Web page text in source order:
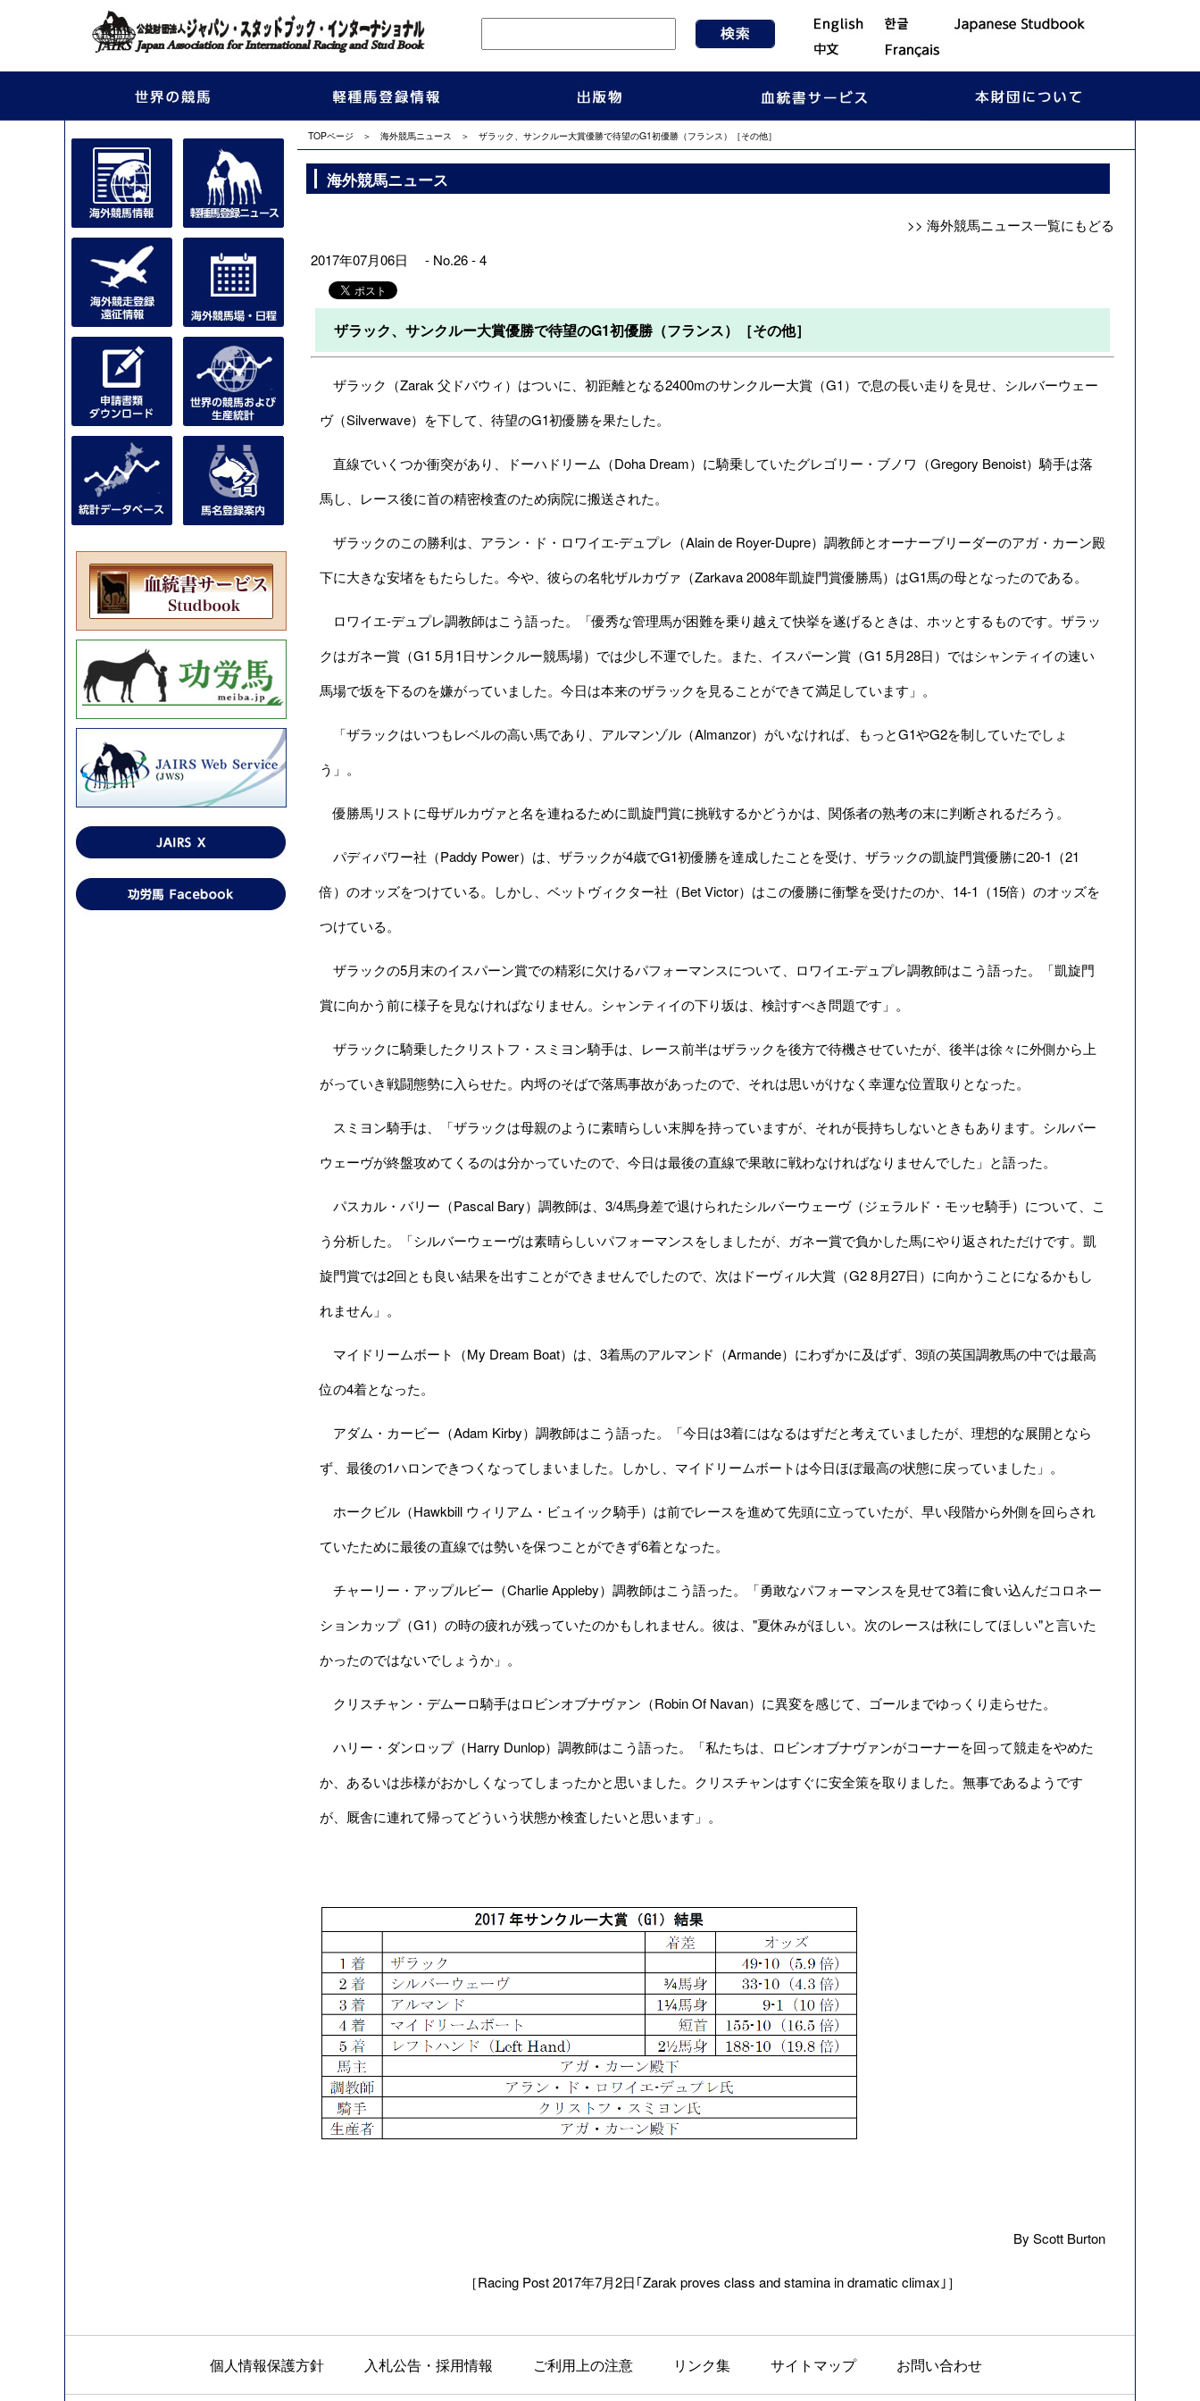
TOPページ ＞ 海外競馬ニュース ＞ ザラック、サンクルー大賞優勝で待望のG1初優勝（フランス）［その他］
海外競馬ニュース
>> 海外競馬ニュース一覧にもどる
2017年07月06日 - No.26 - 4
ザラック、サンクルー大賞優勝で待望のG1初優勝（フランス）［その他］
ザラック（Zarak 父ドバウィ）はついに、初距離となる2400mのサンクルー大賞（G1）で息の長い走りを見せ、シルバーウェー
ヴ（Silverwave）を下して、待望のG1初優勝を果たした。
直線でいくつか衝突があり、ドーハドリーム（Doha Dream）に騎乗していたグレゴリー・ブノワ（Gregory Benoist）騎手は落
馬し、レース後に首の精密検査のため病院に搬送された。
ザラックのこの勝利は、アラン・ド・ロワイエ-デュプレ（Alain de Royer-Dupre）調教師とオーナーブリーダーのアガ・カーン殿
下に大きな安堵をもたらした。今や、彼らの名牝ザルカヴァ（Zarkava 2008年凱旋門賞優勝馬）はG1馬の母となったのである。
ロワイエ-デュプレ調教師はこう語った。「優秀な管理馬が困難を乗り越えて快挙を遂げるときは、ホッとするものです。ザラッ
クはガネー賞（G1 5月1日サンクルー競馬場）では少し不運でした。また、イスパーン賞（G1 5月28日）ではシャンティイの速い
馬場で坂を下るのを嫌がっていました。今日は本来のザラックを見ることができて満足しています」。
「ザラックはいつもレベルの高い馬であり、アルマンゾル（Almanzor）がいなければ、もっとG1やG2を制していたでしょ
う」。
優勝馬リストに母ザルカヴァと名を連ねるために凱旋門賞に挑戦するかどうかは、関係者の熟考の末に判断されるだろう。
パディパワー社（Paddy Power）は、ザラックが4歳でG1初優勝を達成したことを受け、ザラックの凱旋門賞優勝に20-1（21
倍）のオッズをつけている。しかし、ベットヴィクター社（Bet Victor）はこの優勝に衝撃を受けたのか、14-1（15倍）のオッズを
つけている。
ザラックの5月末のイスパーン賞での精彩に欠けるパフォーマンスについて、ロワイエ-デュプレ調教師はこう語った。「凱旋門
賞に向かう前に様子を見なければなりません。シャンティイの下り坂は、検討すべき問題です」。
ザラックに騎乗したクリストフ・スミヨン騎手は、レース前半はザラックを後方で待機させていたが、後半は徐々に外側から上
がっていき戦闘態勢に入らせた。内埒のそばで落馬事故があったので、それは思いがけなく幸運な位置取りとなった。
スミヨン騎手は、「ザラックは母親のように素晴らしい末脚を持っていますが、それが長持ちしないときもあります。シルバー
ウェーヴが終盤攻めてくるのは分かっていたので、今日は最後の直線で果敢に戦わなければなりませんでした」と語った。
パスカル・バリー（Pascal Bary）調教師は、3/4馬身差で退けられたシルバーウェーヴ（ジェラルド・モッセ騎手）について、こ
う分析した。「シルバーウェーヴは素晴らしいパフォーマンスをしましたが、ガネー賞で負かした馬にやり返されただけです。凱
旋門賞では2回とも良い結果を出すことができませんでしたので、次はドーヴィル大賞（G2 8月27日）に向かうことになるかもし
れません」。
マイドリームボート（My Dream Boat）は、3着馬のアルマンド（Armande）にわずかに及ばず、3頭の英国調教馬の中では最高
位の4着となった。
アダム・カービー（Adam Kirby）調教師はこう語った。「今日は3着にはなるはずだと考えていましたが、理想的な展開となら
ず、最後の1ハロンできつくなってしまいました。しかし、マイドリームボートは今日ほぼ最高の状態に戻っていました」。
ホークビル（Hawkbill ウィリアム・ビュイック騎手）は前でレースを進めて先頭に立っていたが、早い段階から外側を回らされ
ていたために最後の直線では勢いを保つことができず6着となった。
チャーリー・アップルビー（Charlie Appleby）調教師はこう語った。「勇敢なパフォーマンスを見せて3着に食い込んだコロネー
ションカップ（G1）の時の疲れが残っていたのかもしれません。彼は、"夏休みがほしい。次のレースは秋にしてほしい"と言いた
かったのではないでしょうか」。
クリスチャン・デムーロ騎手はロビンオブナヴァン（Robin Of Navan）に異変を感じて、ゴールまでゆっくり走らせた。
ハリー・ダンロップ（Harry Dunlop）調教師はこう語った。「私たちは、ロビンオブナヴァンがコーナーを回って競走をやめた
か、あるいは歩様がおかしくなってしまったかと思いました。クリスチャンはすぐに安全策を取りました。無事であるようです
が、厩舎に連れて帰ってどういう状態か検査したいと思います」。
By Scott Burton
［Racing Post 2017年7月2日｢Zarak proves class and stamina in dramatic climax｣］
個人情報保護方針 入札公告・採用情報 ご利用上の注意 リンク集 サイトマップ お問い合わせ